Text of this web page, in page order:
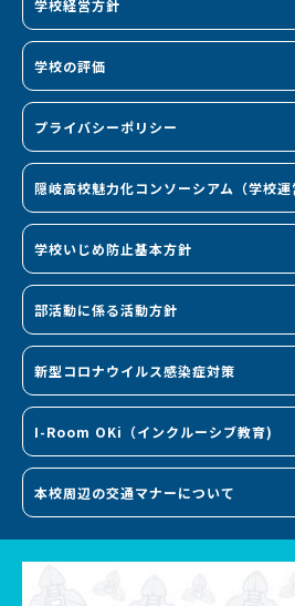
学校経営方針
学校の評価
プライバシーポリシー
隠岐高校魅力化コンソーシアム（学校運
学校いじめ防止基本方針
部活動に係る活動方針
新型コロナウイルス感染症対策
I-Room OKi（インクルーシブ教育)
本校周辺の交通マナーについて